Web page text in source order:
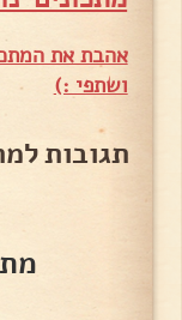
אהבת את
ושתפי :)
תגובות